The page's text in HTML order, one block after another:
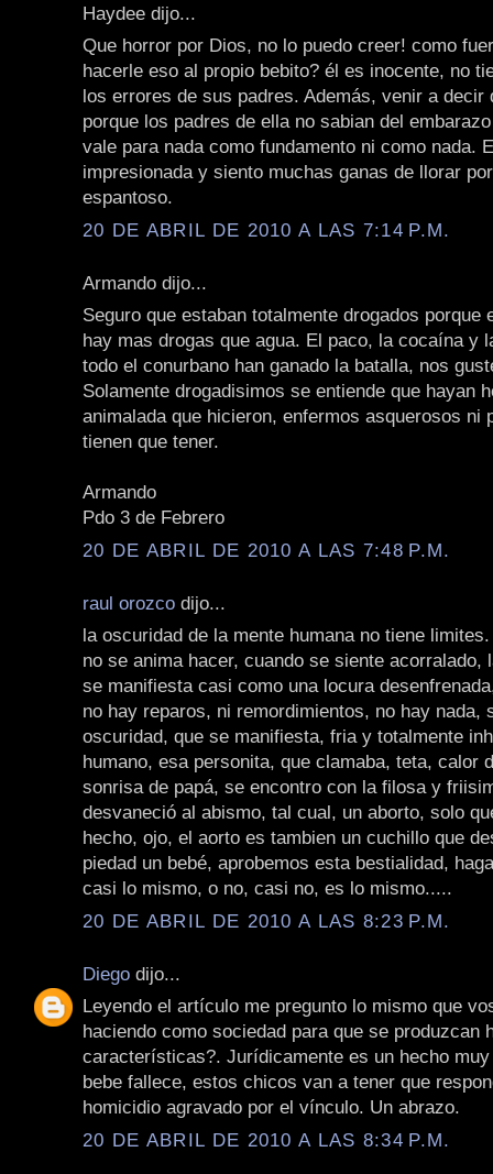
Haydee dijo...
Que horror por Dios, no lo puedo creer! como
hacerle eso al propio bebito? él es inocente, no
los errores de sus padres. Además, venir a decir
porque los padres de ella no sabian del
vale para nada como fundamento ni como nada.
impresionada y siento muchas ganas de llorar
espantoso.
20 DE ABRIL DE 2010 A LAS 7:14 P.M.
Armando dijo...
Seguro que estaban totalmente drogados porque
hay mas drogas que agua. El paco, la cocaína y
todo el conurbano han ganado la batalla, nos
Solamente drogadisimos se entiende que hayan
animalada que hicieron, enfermos asquerosos ni
tienen que tener.
Armando
Pdo 3 de Febrero
20 DE ABRIL DE 2010 A LAS 7:48 P.M.
raul orozco dijo...
la oscuridad de la mente humana no tiene
no se anima hacer, cuando se siente acorralado,
se manifiesta casi como una locura
no hay reparos, ni remordimientos, no hay nada,
oscuridad, que se manifiesta, fria y totalmente
humano, esa personita, que clamaba, teta, calor
sonrisa de papá, se encontro con la filosa y
desvaneció al abismo, tal cual, un aborto, solo
hecho, ojo, el aorto es tambien un cuchillo que
piedad un bebé, aprobemos esta bestialidad,
casi lo mismo, o no, casi no, es lo mismo.....
20 DE ABRIL DE 2010 A LAS 8:23 P.M.
Diego dijo...
Leyendo el artículo me pregunto lo mismo que
haciendo como sociedad para que se produzcan
características?. Jurídicamente es un hecho
bebe fallece, estos chicos van a tener que
homicidio agravado por el vínculo. Un abrazo.
20 DE ABRIL DE 2010 A LAS 8:34 P.M.